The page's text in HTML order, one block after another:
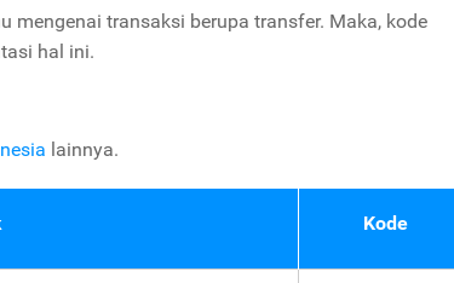
mengenai transaksi berupa transfer. Maka, kode
hal ini.
lainnya.
Kode